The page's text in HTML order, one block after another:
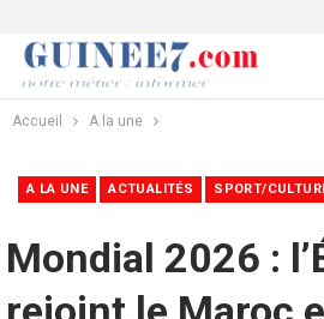
Accueil A la une
A LA UNE ACTUALITÉS SPORT/
Mondial 2026 :